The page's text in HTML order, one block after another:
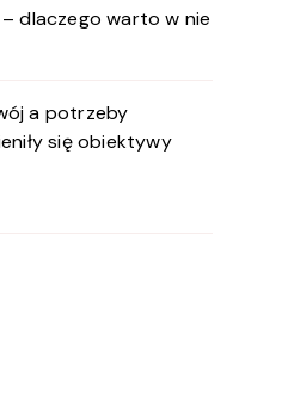
dlaczego warto w nie
a potrzeby
się obiektywy